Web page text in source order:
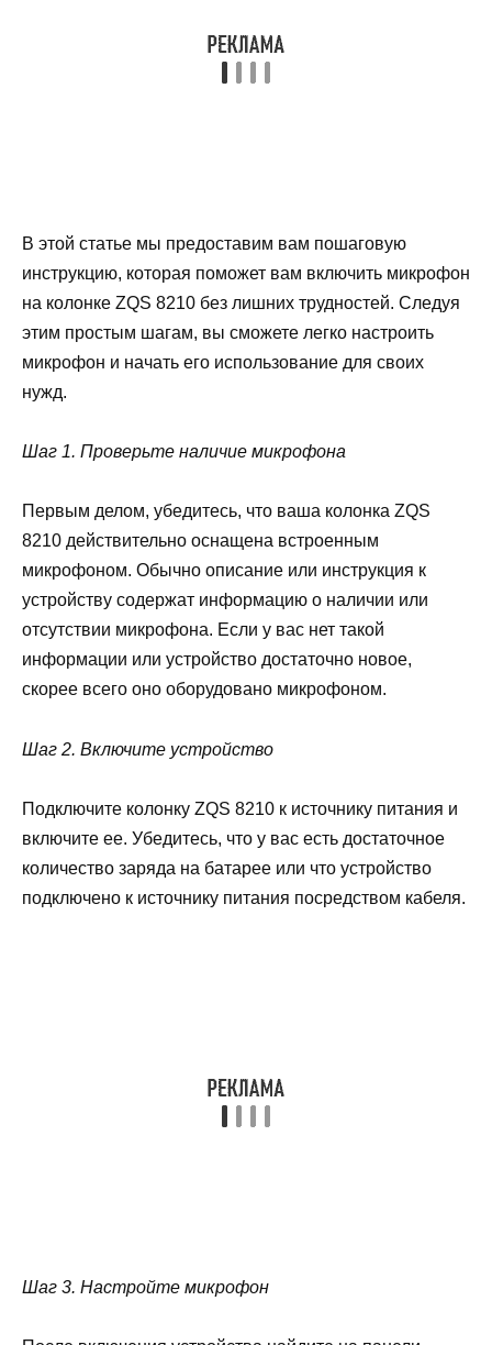
В этой статье мы предоставим вам пошаговую
инструкцию, которая поможет вам включить микрофон
на колонке ZQS 8210 без лишних трудностей. Следуя
этим простым шагам, вы сможете легко настроить
микрофон и начать его использование для своих
нужд.
Шаг 1. Проверьте наличие микрофона
Первым делом, убедитесь, что ваша колонка ZQS
8210 действительно оснащена встроенным
микрофоном. Обычно описание или инструкция к
устройству содержат информацию о наличии или
отсутствии микрофона. Если у вас нет такой
информации или устройство достаточно новое,
скорее всего оно оборудовано микрофоном.
Шаг 2. Включите устройство
Подключите колонку ZQS 8210 к источнику питания и
включите ее. Убедитесь, что у вас есть достаточное
количество заряда на батарее или что устройство
подключено к источнику питания посредством кабеля.
Шаг 3. Настройте микрофон